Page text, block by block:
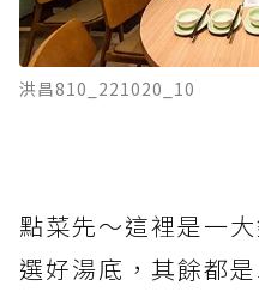
洪昌810_221020_10
點菜先～這裡是一
選好湯底，其餘都